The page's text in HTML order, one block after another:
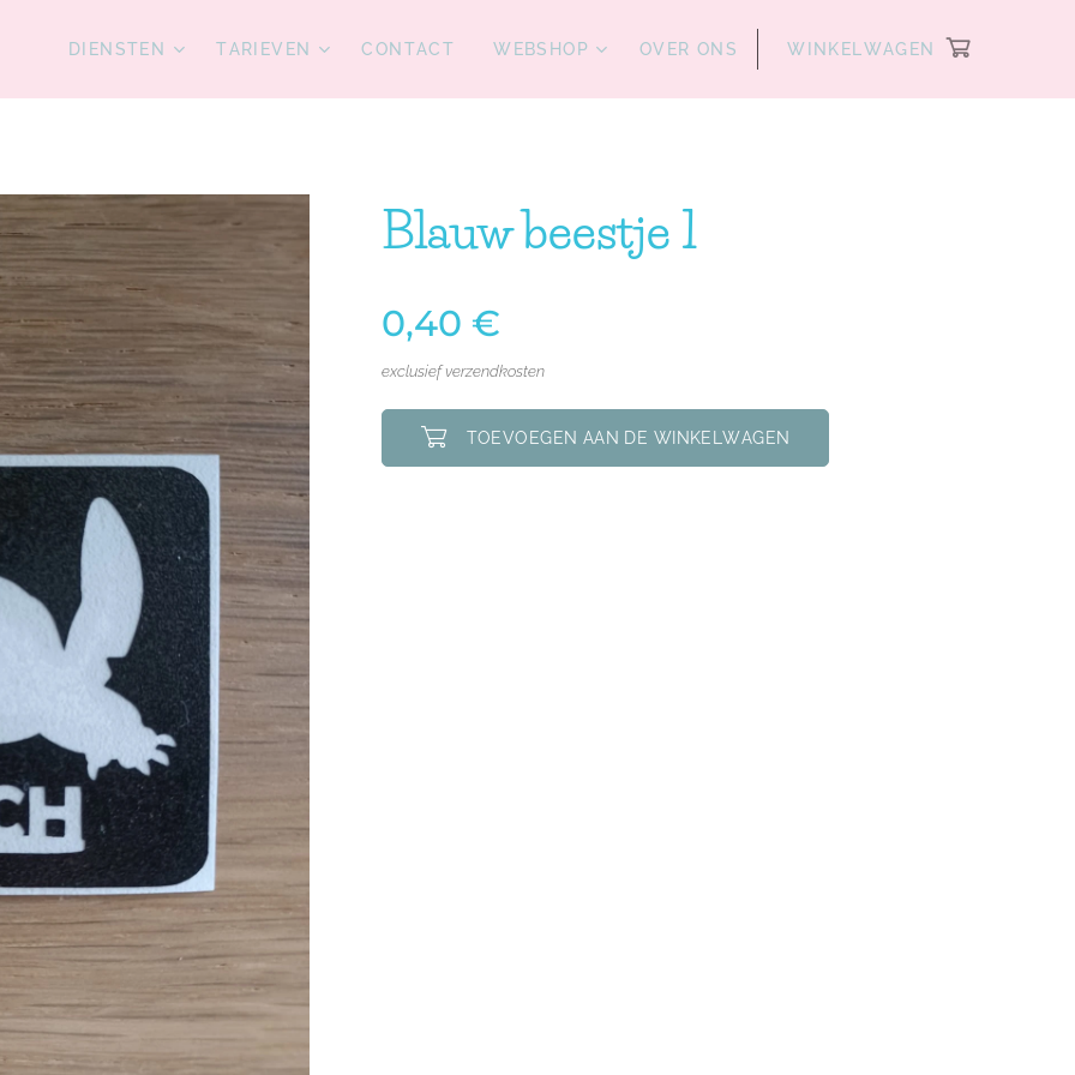
DIENSTEN TARIEVEN CONTACT WEBSHOP OVER ONS WINKELWAGEN
Blauw beestje 1
0,40 €
exclusief verzendkosten
TOEVOEGEN AAN DE WINKELWAGEN